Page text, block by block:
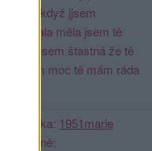
vždycky když jjsem
potřebovala měla jsem tě
nablízku jsem štastná že tě
tady mám moc tě mám ráda
Kamarádka: 1951marie
Říká o mně: